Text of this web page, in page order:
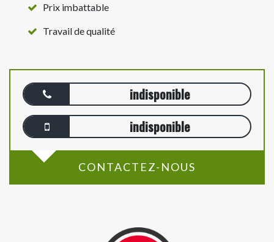
Prix imbattable
Travail de qualité
indisponible
indisponible
CONTACTEZ-NOUS